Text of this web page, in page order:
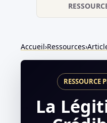
Accueil›Ressources›
La